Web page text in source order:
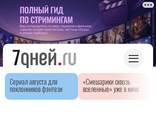
Сериал августа для
поклонников фэнтези
«Смешарики сквозь
вселенные» уже в кино